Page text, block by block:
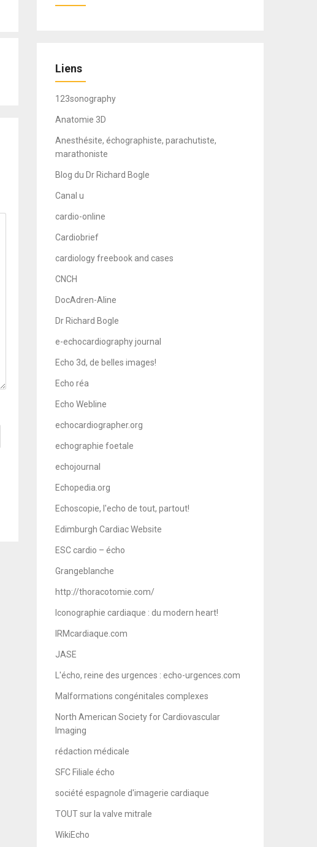
Liens
123sonography
Anatomie 3D
Anesthésite, échographiste, parachutiste,
marathoniste
Blog du Dr Richard Bogle
Canal u
cardio-online
Cardiobrief
cardiology freebook and cases
CNCH
DocAdren-Aline
Dr Richard Bogle
e-echocardiography journal
Echo 3d, de belles images!
Echo réa
Echo Webline
echocardiographer.org
echographie foetale
echojournal
Echopedia.org
Echoscopie, l'echo de tout, partout!
Edimburgh Cardiac Website
ESC cardio – écho
Grangeblanche
http://thoracotomie.com/
Iconographie cardiaque : du modern heart!
IRMcardiaque.com
JASE
L'écho, reine des urgences : echo-urgences.com
Malformations congénitales complexes
North American Society for Cardiovascular
Imaging
rédaction médicale
SFC Filiale écho
société espagnole d'imagerie cardiaque
TOUT sur la valve mitrale
WikiEcho